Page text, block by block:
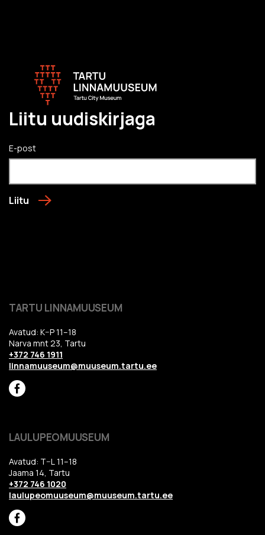
Liitu uudiskirjaga
E-post
Liitu
TARTU LINNAMUUSEUM
Avatud: K–P 11–18
Narva mnt 23, Tartu
+372 746 1911
linnamuuseum@muuseum.tartu.ee
LAULUPEOMUUSEUM
Avatud: T–L 11–18
Jaama 14, Tartu
+372 746 1020
laulupeomuuseum@muuseum.tartu.ee